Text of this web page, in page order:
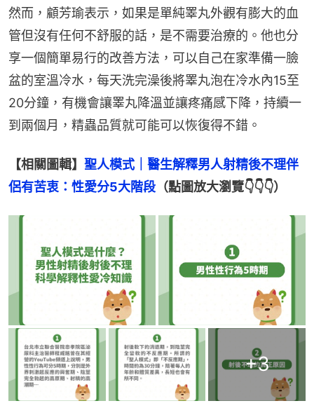
然而，顧芳瑜表示，如果是單純睪丸外觀有膨大的血
管但沒有任何不舒服的話，是不需要治療的。他也分
享一個簡單易行的改善方法，可以自己在家準備一臉
盆的室溫冷水，每天洗完澡後將睪丸泡在冷水內15至
20分鐘，有機會讓睪丸降溫並讓疼痛感下降，持續一
到兩個月，精蟲品質就可能可以恢復得不錯。
【相關圖輯】 聖人模式｜醫生解釋男人射精後不理伴
侶有苦衷：性愛分5大階段 （點圖放大瀏覽👇👇👇）
+3